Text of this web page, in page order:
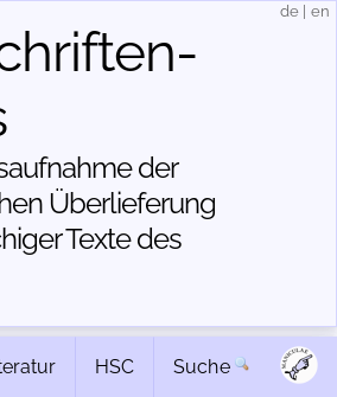
der
Über­lieferung
Texte des
de en
HSC Suche